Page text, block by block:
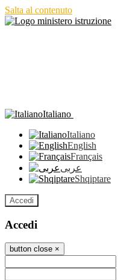
Salta al contenuto
Italiano
Italiano
English
Français
عربى
Shqiptare
Accedi
Accedi
button close ×